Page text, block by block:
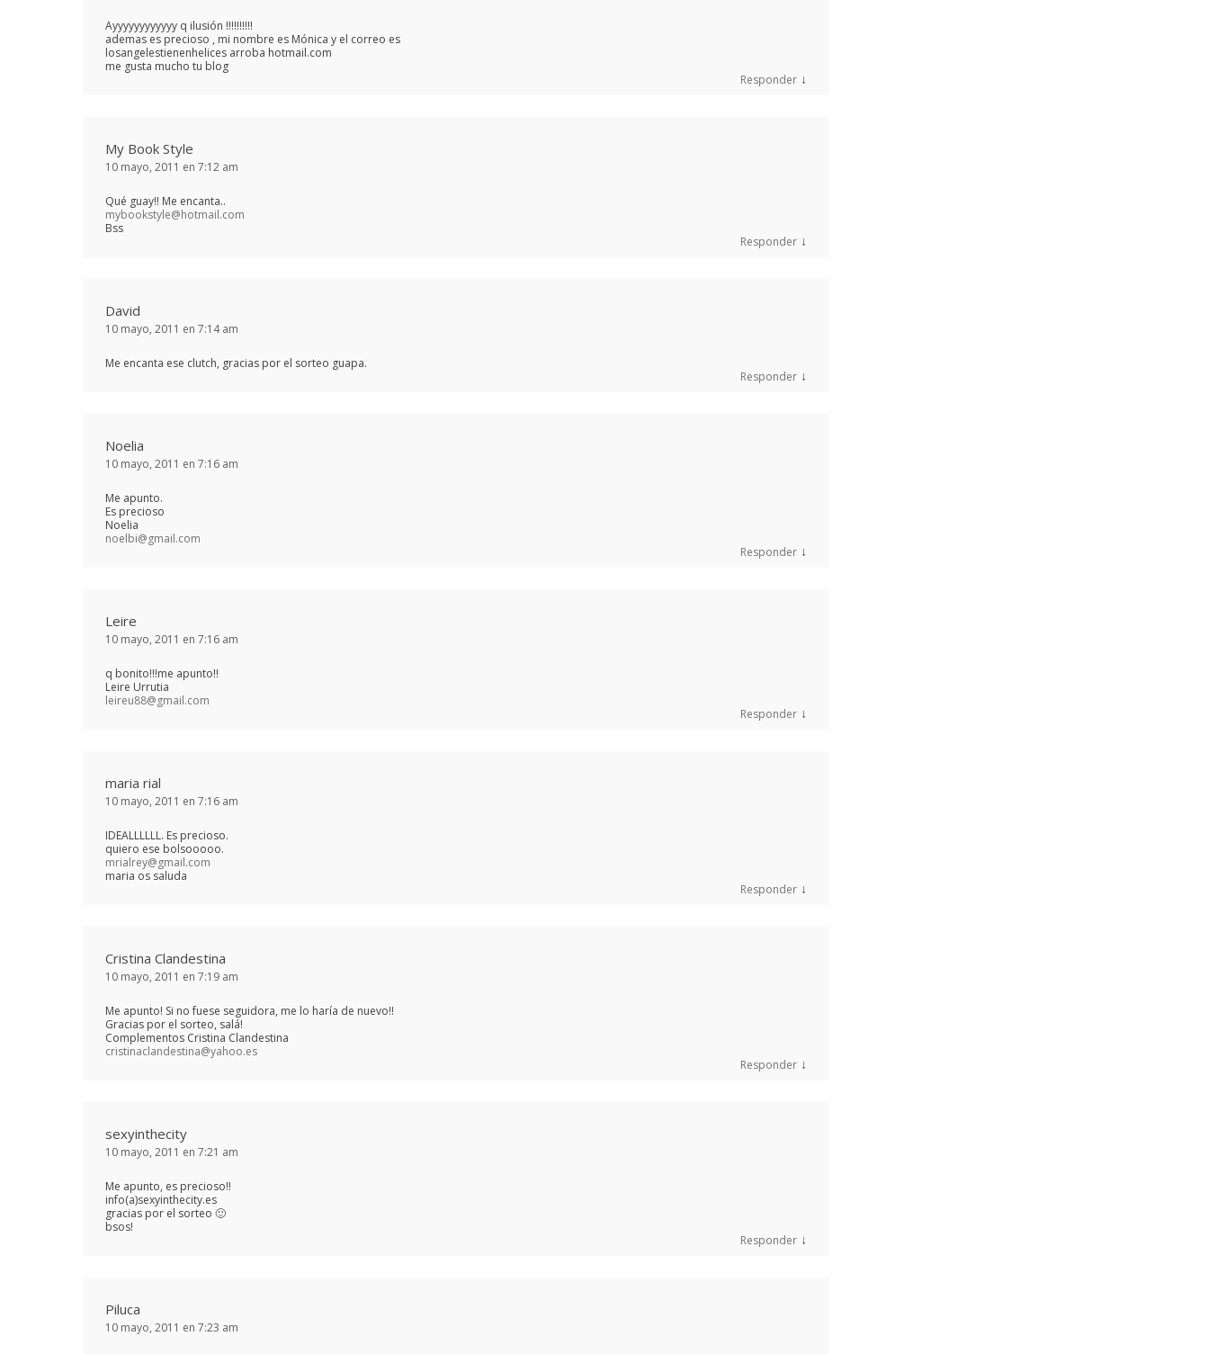
Ayyyyyyyyyyyy q ilusión !!!!!!!!!!
ademas es precioso , mi nombre es Mónica y el correo es
losangelestienenhelices arroba hotmail.com
me gusta mucho tu blog
Responder ↓
My Book Style
10 mayo, 2011 en 7:12 am
Qué guay!! Me encanta..
mybookstyle@hotmail.com
Bss
Responder ↓
David
10 mayo, 2011 en 7:14 am
Me encanta ese clutch, gracias por el sorteo guapa.
Responder ↓
Noelia
10 mayo, 2011 en 7:16 am
Me apunto.
Es precioso
Noelia
noelbi@gmail.com
Responder ↓
Leire
10 mayo, 2011 en 7:16 am
q bonito!!!me apunto!!
Leire Urrutia
leireu88@gmail.com
Responder ↓
maria rial
10 mayo, 2011 en 7:16 am
IDEALLLLLL. Es precioso.
quiero ese bolsooooo.
mrialrey@gmail.com
maria os saluda
Responder ↓
Cristina Clandestina
10 mayo, 2011 en 7:19 am
Me apunto! Si no fuese seguidora, me lo haría de nuevo!!
Gracias por el sorteo, salá!
Complementos Cristina Clandestina
cristinaclandestina@yahoo.es
Responder ↓
sexyinthecity
10 mayo, 2011 en 7:21 am
Me apunto, es precioso!!
info(a)sexyinthecity.es
gracias por el sorteo 🙂
bsos!
Responder ↓
Piluca
10 mayo, 2011 en 7:23 am